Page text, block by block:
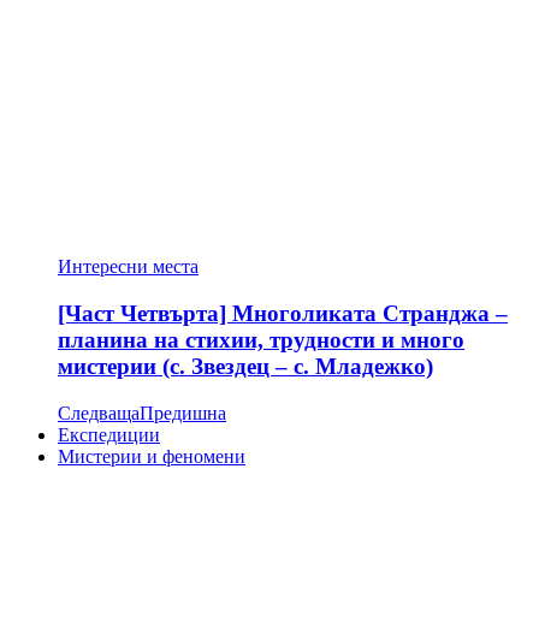
Интересни места
[Част Четвърта] Многоликата Странджа –
планина на стихии, трудности и много
мистерии (с. Звездец – с. Младежко)
СледващаПредишна
Експедиции
Мистерии и феномени